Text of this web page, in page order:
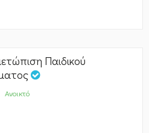
Παιδικού
Ανοικτό